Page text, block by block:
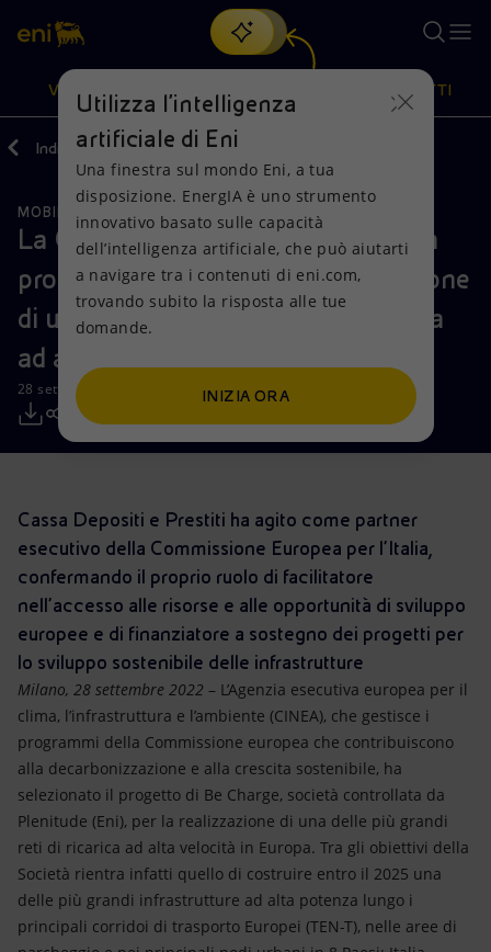
Cerca
scopri EnergIA, la nostra nuova soluzione di intelligenza
artificiale.
VISIONE
Visione
Mission e valori
Persone e Partnership
Net Zero
Modello satellitare
Innovazione
Scenari energetici
Azioni
Diversificazione energetica
Tecnologie per la transizione
Collaborazioni per l'innovazione
Attività nel mondo
PRODOTTI
Prodotti
Casa
Imprese
Mobilità
Indietro Media Comunicati Stampa
MOBILITÀ SOSTENIBILE
La Commissione Europea seleziona
progetto Be Charge per la costruzione
di una delle più grandi reti di ricarica
ad alta velocità in Europa
28 settembre 2022 - 11:00 CEST
Cassa Depositi e Prestiti ha agito come partner
esecutivo della Commissione Europea per l’Italia,
confermando il proprio ruolo di facilitatore
nell’accesso alle risorse e alle opportunità di sviluppo
europee e di finanziatore a sostegno dei progetti per
lo sviluppo sostenibile delle infrastrutture
Milano, 28 settembre 2022 – L’Agenzia esecutiva europea per il
clima, l’infrastruttura e l’ambiente (CINEA), che gestisce i
programmi della Commissione europea che contribuiscono
alla decarbonizzazione e alla crescita sostenibile, ha
selezionato il progetto di Be Charge, società controllata da
Plenitude (Eni), per la realizzazione di una delle più grandi
reti di ricarica ad alta velocità in Europa. Tra gli obiettivi della
Società rientra infatti quello di costruire entro il 2025 una
delle più grandi infrastrutture ad alta potenza lungo i
principali corridoi di trasporto Europei (TEN-T), nelle aree di
Utilizza l'intelligenza
artificiale di Eni
Una finestra sul mondo Eni, a tua
disposizione. EnergIA è uno strumento
innovativo basato sulle capacità
dell’intelligenza artificiale, che può aiutarti
a navigare tra i contenuti di eni.com,
trovando subito la risposta alle tue
domande.
INIZIA ORA